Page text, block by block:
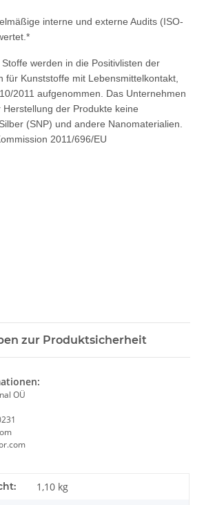
interne und externe Audits (ISO-
werden in die Positivlisten der
für Kunststoffe mit Lebensmittelkontakt,
2011 aufgenommen. Das Unternehmen
der Produkte keine
(SNP) und andere Nanomaterialien.
2011/696/EU
zur Produktsicherheit
OÜ
1,10 kg